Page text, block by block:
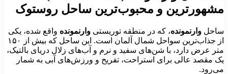
و محبوب‌ترین ساحل روستوک
وارنمونده، که در منطقه توریستی وارنموندهواقع شده، یکی
از جذاب‌ترین سواحل شمال آلمان است. این ساحل که بیش از ۱۵۰
عرض دارد، با شن‌های سفید و نرم و آب‌های زلال دریای بالتیک،
مقصد عالی برای استراحت، تفریح و ورزش‌های آبی به شمار